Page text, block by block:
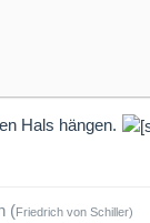
Hals hängen.
(Friedrich von Schiller)